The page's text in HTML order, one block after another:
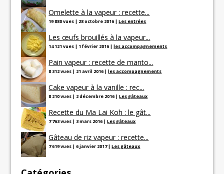
Omelette à la vapeur : recette...
19 880 vues | 28 octobre 2016 |Les entrées
Les œufs brouillés à la vapeur...
14 121 vues | 1 février 2016 |les accompagnements
Pain vapeur : recette de manto...
8 312 vues | 21 avril 2016 |les accompagnements
Cake vapeur à la vanille : rec...
8 210 vues | 2 décembre 2016 |Les gâteaux
Recette du Ma Lai Koh : le gât...
7 763 vues |3 mars 2016 |Les gâteaux
Gâteau de riz vapeur : recette...
7 619 vues |6 janvier 2017|Les gâteaux